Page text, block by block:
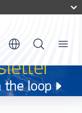
Menu